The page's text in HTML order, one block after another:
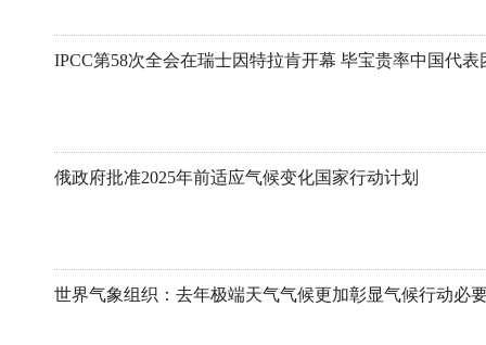
俄政府批准2025年前适应气候变化国家行动计划
世界气象组织：去年极端天气气候更加彰显气候行动必